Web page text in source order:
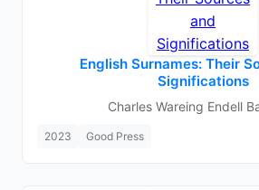
English Surnames: Their
Significations
Charles Wareing Endell
2023 Good Press